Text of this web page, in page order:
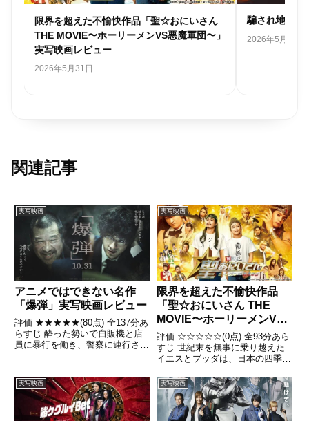
限界を超えた不愉快作品「聖☆おにいさん
THE MOVIE〜ホーリーメンVS悪魔軍団〜」
実写映画レビュー
2026年5月31日
騙され地獄「
2026年5月30日
関連記事
実写映画
アニメではできない名作
「爆弾」実写映画レビュー
評価 ★★★★★(80点) 全137分あ
らすじ 酔った勢いで自販機と店
員に暴行を働き、警察に連行され
感が働くとうそぶいて都内に仕掛
けられた爆弾の存在を予告する
引用- Wikipe...
実写映画
限界を超えた不愉快作品
「聖☆おにいさん THE
MOVIE〜ホーリーメンVS
悪魔軍団〜」実写映画レビ
ュー
評価 ☆☆☆☆☆(0点) 全93分あら
すじ 世紀末を無事に乗り越えた
イエスとブッダは、日本の四季
だり、お笑いコンビ「パンチとロ
ン毛」を結成したりと、ゆるい日
常を過ごしていた。 引用-
Wikipedia
実写映画 実写映画